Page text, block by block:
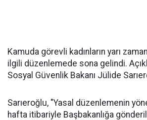
Kamuda görevli kadınların yarı
ilgili düzenlemede sona gelindi.
Sosyal Güvenlik Bakanı Jülide
Sarıeroğlu, "Yasal düzenlemenin
hafta itibariyle Başbakanlığa